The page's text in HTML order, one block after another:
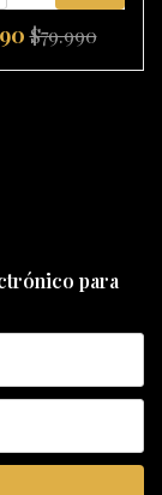
$79.990
para